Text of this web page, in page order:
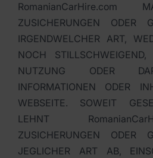
RomanianCarHire.com
ZUSICHERUNGEN ODER
IRGENDWELCHER ART,
NOCH
NUTZUNG ODER
INFORMATIONEN ODER
WEBSEITE. SOWEIT
LEHNT
ZUSICHERUNGEN ODER
JEGLICHER ART AB,